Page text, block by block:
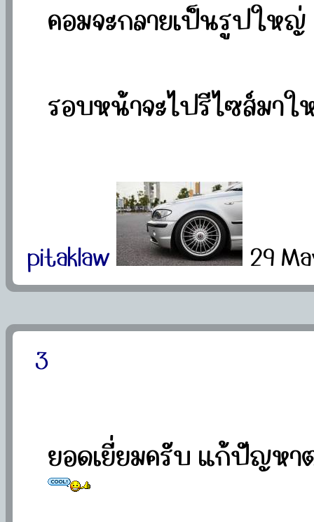
คอมจะกลายเป็นรูปใหญ่
รอบหน้าจะไปรีไซส์มาใ
pitaklaw 29
3
ยอดเยี่ยมครับ แก้ปัญหา